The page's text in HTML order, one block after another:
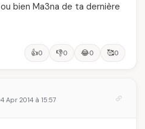
bien Ma3na de ta dernière
👍0 👎0 😂0 🥰0
Apr 2014 à 15:57